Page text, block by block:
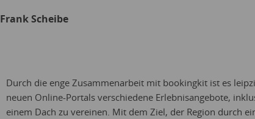
Frank Scheibe
Durch die enge Zusammenarbeit mit bookingkit ist es
neuen Online-Portals verschiedene Erlebnisangebote,
einem Dach zu vereinen. Mit dem Ziel, der Region durch